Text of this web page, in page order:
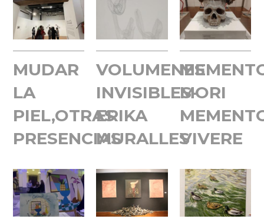
MUDAR
LA
PIEL,OTRAS
PRESENCIAS
VOLUMENES
INVISIBLES-
ERIKA
MURALLES
MORI
VIVERE